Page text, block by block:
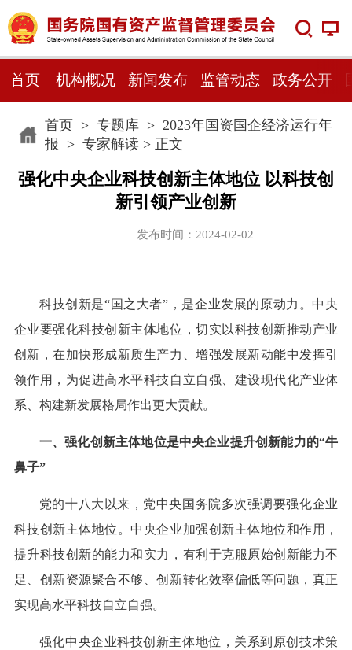
首页 机构概况 新闻发布 监管动态 政务公开
首页> 专题库> 2023年国资国企经济运行年
报 > 专家解读 > 正文
强化中央企业科技创新主体地位 以科技创
新引领产业创新
发布时间：2024-02-02
科技创新是“国之大者”，是企业发展的原动力。中央
企业要强化科技创新主体地位，切实以科技创新推动产业
创新，在加快形成新质生产力、增强发展新动能中发挥引
领作用，为促进高水平科技自立自强、建设现代化产业体
系、构建新发展格局作出更大贡献。
一、强化创新主体地位是中央企业提升创新能力的“牛
鼻子”
党的十八大以来，党中央国务院多次强调要强化企业
科技创新主体地位。中央企业加强创新主体地位和作用，
提升科技创新的能力和实力，有利于克服原始创新能力不
足、创新资源聚合不够、创新转化效率偏低等问题，真正
实现高水平科技自立自强。
强化中央企业科技创新主体地位，关系到原创技术策